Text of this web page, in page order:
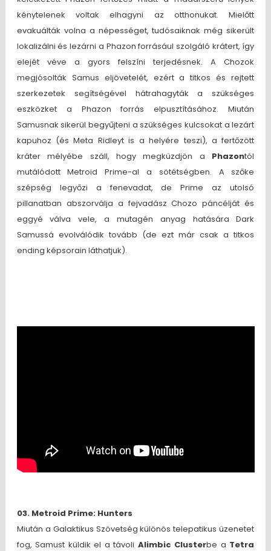
kénytelenek voltak elhagyni az otthonukat. Mielőtt
evakuálták volna a népességet, tudósaiknak még sikerült
lokalizálni és lezárni a Phazon forrásául szolgáló krátert, így
elejét véve a gyors felszíni terjedésnek. A Chozok
megjósolták Samus eljövetelét, ezért a titkos és rejtett
szerkezetek segítségével hátrahagyták a szükséges
eszközket a Phazon forrás elpusztításához. Miután
Samusnak sikerül begyűjteni a szükséges kulcsokat a lezárt
kapuhoz (és Meta Ridleyt is a helyére teszi), a fertőzött
kráter mélyébe száll, hogy megküzdjön a Phazontól
mutálódott Metroid Prime-al a sötétségben. A szőke
szépség legyőzi a fenevadat, de Prime az utolsó
pillanatban abszorválja a fejvadász Chozo páncélját és
eggyé válva vele, a mutagén anyag hatására Dark
Samussá evolválódik tovább (de ezt már csak a titkos
ending képsorain láthatjuk).
03. Metroid Prime: Hunters
Miután a Galaktikus Szövetség különös telepatikus üzenetet
fog, Samust küldik el a távoli Alimbic Clusterbe a Tetra